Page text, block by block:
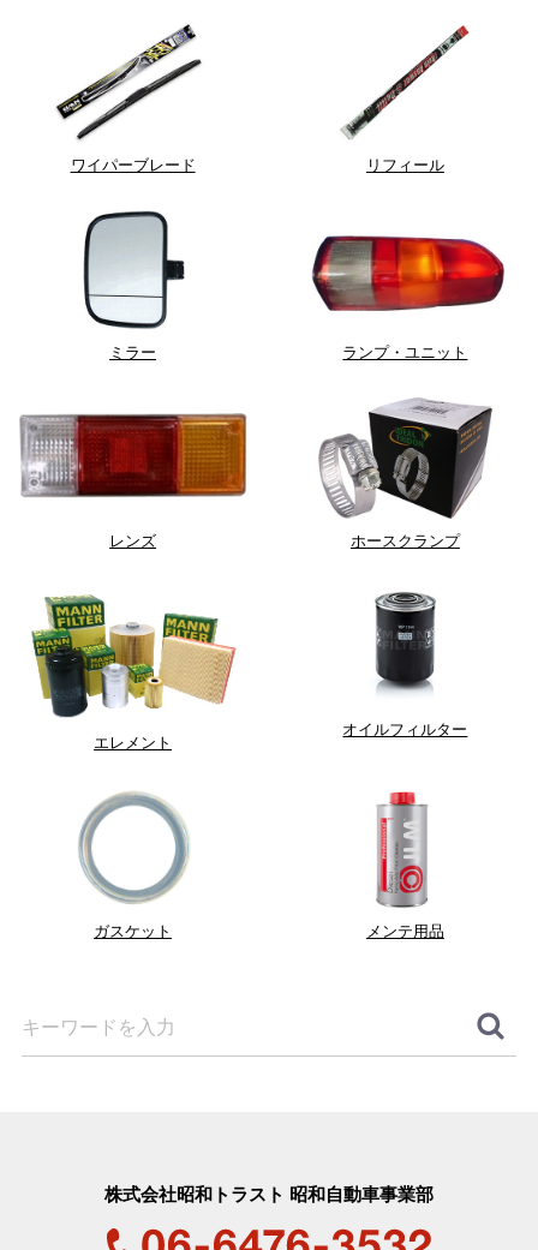
ワイパーブレード リフィール
ミラー ランプ・ユニット
レンズ ホースクランプ
エレメント
オイルフィルター
ガスケット メンテ用品
株式会社昭和トラスト 昭和自動車事業部